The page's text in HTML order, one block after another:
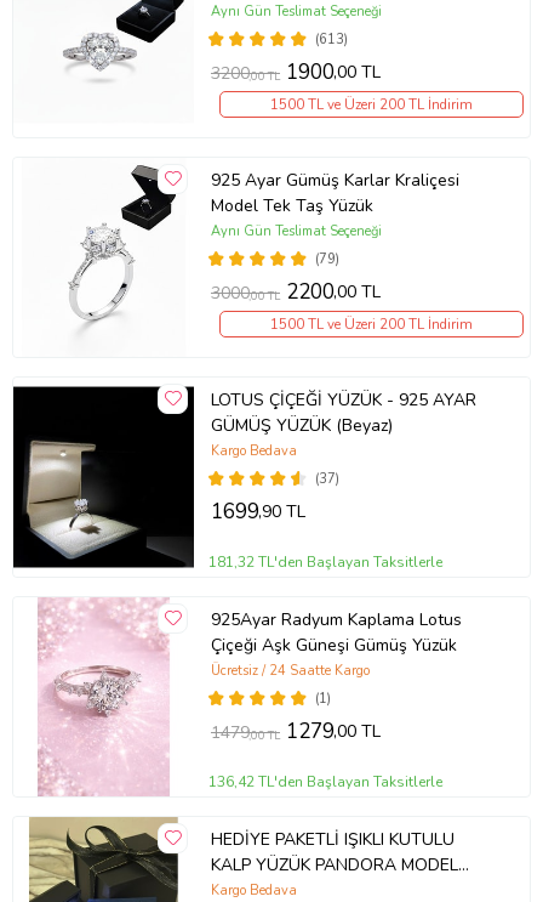
(613)
Aynı Gün Teslimat Seçeneği
3200,00 TL 1900,00 TL
1500 TL ve Üzeri 200 TL İndirim
925 Ayar Gümüş Karlar Kraliçesi
Model Tek Taş Yüzük
(79)
Aynı Gün Teslimat Seçeneği
3000,00 TL 2200,00 TL
1500 TL ve Üzeri 200 TL İndirim
LOTUS ÇİÇEĞİ YÜZÜK - 925 AYAR
GÜMÜŞ YÜZÜK (Beyaz)
(37)
Kargo Bedava
1699,90 TL
181,32 TL'den Başlayan Taksitlerle
925Ayar Radyum Kaplama Lotus
Çiçeği Aşk Güneşi Gümüş Yüzük
(1)
Ücretsiz / 24 Saatte Kargo
1479,00 TL 1279,00 TL
136,42 TL'den Başlayan Taksitlerle
HEDİYE PAKETLİ IŞIKLI KUTULU
KALP YÜZÜK PANDORA MODEL
YÜZÜK
Kargo Bedava